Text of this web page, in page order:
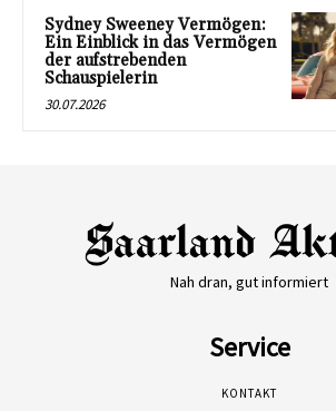
Sydney Sweeney Vermögen:
Ein Einblick in das Vermögen
der aufstrebenden
Schauspielerin
30.07.2026
Nah dran, gut informiert
Service
KONTAKT